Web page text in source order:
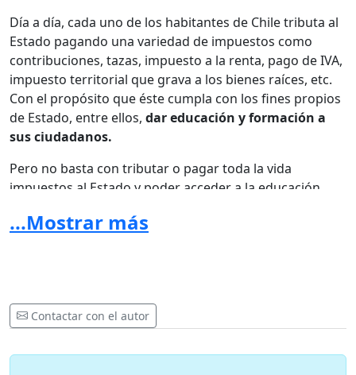
Día a día, cada uno de los habitantes de Chile tributa al
Estado pagando una variedad de impuestos como
contribuciones, tazas, impuesto a la renta, pago de IVA,
impuesto territorial que grava a los bienes raíces, etc.
Con el propósito que éste cumpla con los fines propios
de Estado, entre ellos, dar educación y formación a
sus ciudadanos.
Pero no basta con tributar o pagar toda la vida
impuestos al Estado y poder acceder a la educación
continuar pagando elevados aranceles para tener
que en derecho Penal Tributario se considera y se
configura como una,exacción ilegal
objeto.
...Mostrar más
Contactar con el autor